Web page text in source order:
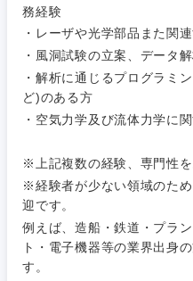
務経験
・レーザや光学部品また関
・風洞試験の立案、データ
・解析に通じるプログラミ
ど)のある方
・空気力学及び流体力学に
※上記複数の経験、専門性を
※経験者が少ない領域のた
迎です。
例えば、造船・鉄道・プラ
ト・電子機器等の業界出身
す。